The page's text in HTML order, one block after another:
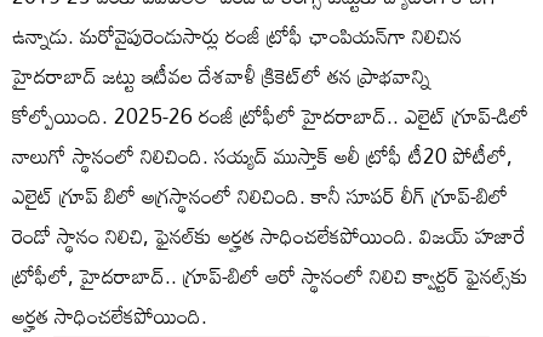
ఉన్నాడు. మరోవైపురెండుసార్లు రంజీ ట్రోఫీ ఛాంపియన్‌గా నిలిచిన
హైదరాబాద్‌ జట్టు ఇటీవల దేశవాళీ క్రికెట్‌లో తన ప్రాభవాన్ని
కోల్పోయింది. 2025-26 రంజీ ట్రోఫీలో హైదరాబాద్‌.. ఎలైట్ గ్రూప్-డిలో
నాలుగో స్థానంలో నిలిచింది. సయ్యద్ ముస్తాక్ అలీ ట్రోఫీ టీ20 పోటీలో,
ఎలైట్ గ్రూప్ బిలో అగ్రస్థానంలో నిలిచింది. కానీ సూపర్ లీగ్ గ్రూప్-బిలో
రెండో స్థానం నిలిచి, ఫైనల్‌కు అర్హత సాధించలేకపోయింది. విజయ్ హజారే
ట్రోఫీలో, హైదరాబాద్‌.. గ్రూప్-బిలో ఆరో స్థానంలో నిలిచి క్వార్టర్ ఫైనల్స్‌కు
అర్హత సాధించలేకపోయింది.